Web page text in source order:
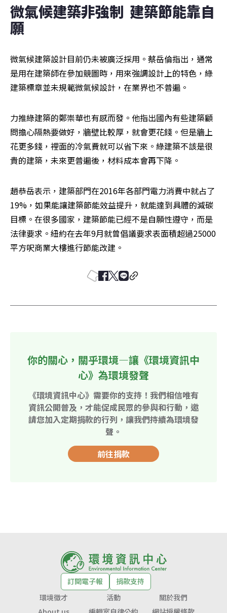
微氣候建築非強制  建築節能靠自
願
微氣候建築設計目前仍未被廣泛採用。蔡岳倫指出，通常
是用在建築師在參加競圖時，用來強調設計上的特色，綠
建築標章並未規範微氣候設計，在業界也不普遍。
力推綠建築的鄭崇華也有感而發。他指出國內有些建築顧
問擔心隔熱要做好，牆壁比較厚，就會更花錢。但是牆上
花更多錢，裡面的冷氣費就可以省下來。綠建築不該是很
貴的建築，未來更普遍後，材料成本會再下降。
趙恭岳表示，建築部門在2016年各部門電力消費中就占了
19%，如果能讓建築節能效益提升，就能達到具體的減碳
目標。在很多國家，建築節能已經不是自願性遵守，而是
法律要求。紐約在去年9月就曾倡議要求表面積超過25000
平方呎商業大樓進行節能改建。
你的關心，關乎環境—讓《環境資訊中
心》為環境發聲
《環境資訊中心》需要你的支持！我們相信唯有
資訊公開普及，才能促成民眾的參與和行動，邀
請您加入定期捐款的行列，讓我們持續為環境發
聲。
前往捐款
訂閱電子報
捐款支持
環境徵才
活動
關於我們